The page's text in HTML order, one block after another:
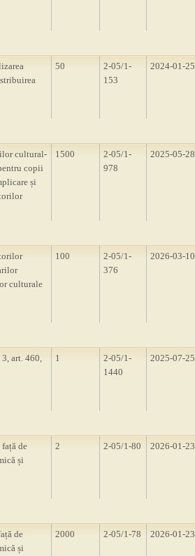
50
2-05/1-
153
2024-01-25
cultural-
copii
și
1500
2-05/1-
978
2025-05-28
culturale
100
2-05/1-
376
2026-03-10
art. 460,
1
2-05/1-
1440
2025-07-25
de
și
2 2-05/1-80 2026-01-23
de
și
2000 2-05/1-78 2026-01-23